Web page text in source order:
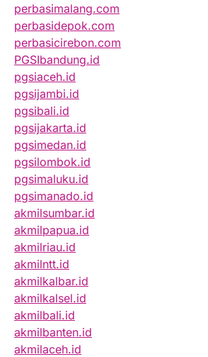
perbasimalang.com
perbasidepok.com
perbasicirebon.com
PGSIbandung.id
pgsiaceh.id
pgsijambi.id
pgsibali.id
pgsijakarta.id
pgsimedan.id
pgsilombok.id
pgsimaluku.id
pgsimanado.id
akmilsumbar.id
akmilpapua.id
akmilriau.id
akmilntt.id
akmilkalbar.id
akmilkalsel.id
akmilbali.id
akmilbanten.id
akmilaceh.id